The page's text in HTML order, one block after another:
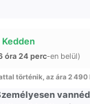
Kedden
óra 24 perc-en belül)
történik, az ára 2 490